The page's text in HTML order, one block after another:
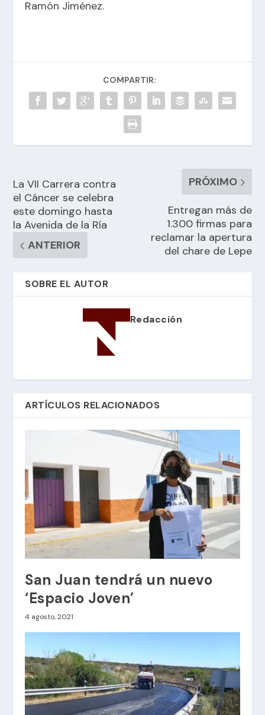
Ramón Jiménez.
COMPARTIR:
La VII Carrera contra
el Cáncer se celebra
este domingo hasta
la Avenida de la Ría
ANTERIOR
PRÓXIMO
Entregan más de
1.300 firmas para
reclamar la apertura
del chare de Lepe
SOBRE EL AUTOR
Redacción
ARTÍCULOS RELACIONADOS
San Juan tendrá un nuevo
‘Espacio Joven’
4 agosto, 2021